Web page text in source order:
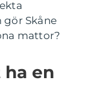
gör Skåne
mattor?
en